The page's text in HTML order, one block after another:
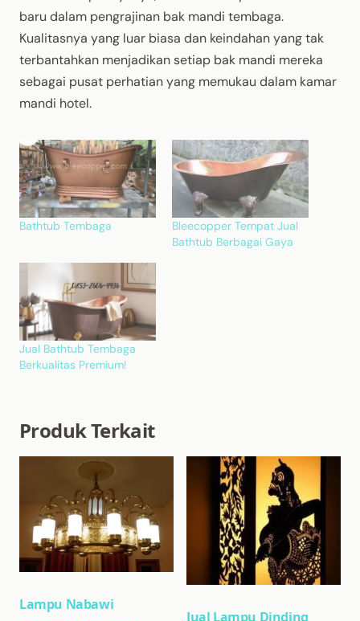
baru dalam pengrajinan bak mandi tembaga.
Kualitasnya yang luar biasa dan keindahan yang tak
terbantahkan menjadikan setiap bak mandi mereka
sebagai pusat perhatian yang memukau dalam kamar
mandi hotel.
Bathtub Tembaga
Bleecopper Tempat Jual
Bathtub Berbagai Gaya
Jual Bathtub Tembaga
Berkualitas Premium!
Produk Terkait
Lampu Nabawi
Jual Lampu Dinding